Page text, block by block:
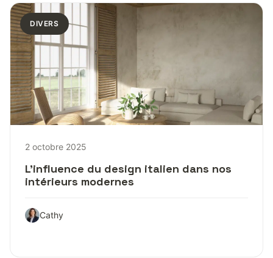
DIVERS
2 octobre 2025
L’influence du design italien dans nos
intérieurs modernes
Cathy